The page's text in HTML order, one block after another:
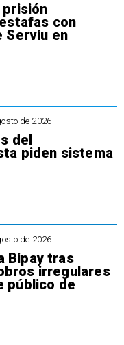
prisión
con
Serviu en
de 2026
del
piden sistema
de 2026
Bipay tras
irregulares
público de